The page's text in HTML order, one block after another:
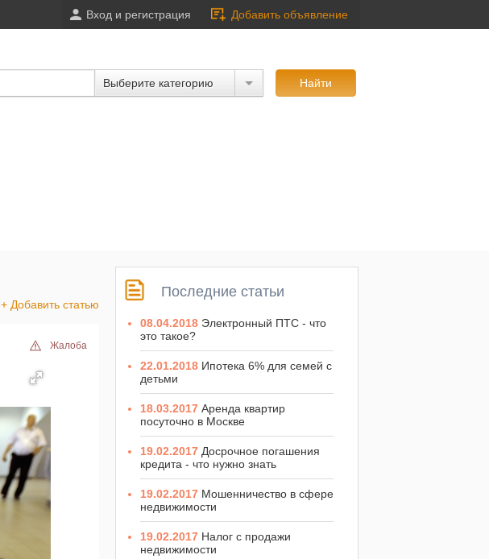
Вход и регистрация Добавить объявление
Выберите категорию
+ Добавить статью
Жалоба
Последние статьи
08.04.2018 Электронный ПТС - что
это такое?
22.01.2018 Ипотека 6% для семей с
детьми
18.03.2017 Аренда квартир
посуточно в Москве
19.02.2017 Досрочное погашения
кредита - что нужно знать
19.02.2017 Мошенничество в сфере
недвижимости
19.02.2017 Налог с продажи
недвижимости